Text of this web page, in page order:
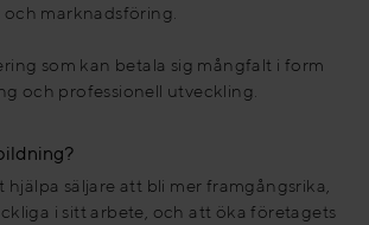
marknadsföring.
som kan betala sig mångfalt i form
och professionell utveckling.
hjälpa säljare att bli mer framgångsrika,
i sitt arbete, och att öka företagets